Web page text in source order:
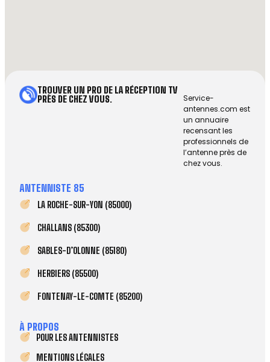
TROUVER UN PRO DE LA RÉCEPTION TV
PRÈS DE CHEZ VOUS.
Service-
antennes.com est
un annuaire
recensant les
professionnels de
l’antenne près de
chez vous.
ANTENNISTE 85
LA ROCHE-SUR-YON (85000)
CHALLANS (85300)
SABLES-D’OLONNE (85180)
HERBIERS (85500)
FONTENAY-LE-COMTE (85200)
À PROPOS
POUR LES ANTENNISTES
MENTIONS LÉGALES